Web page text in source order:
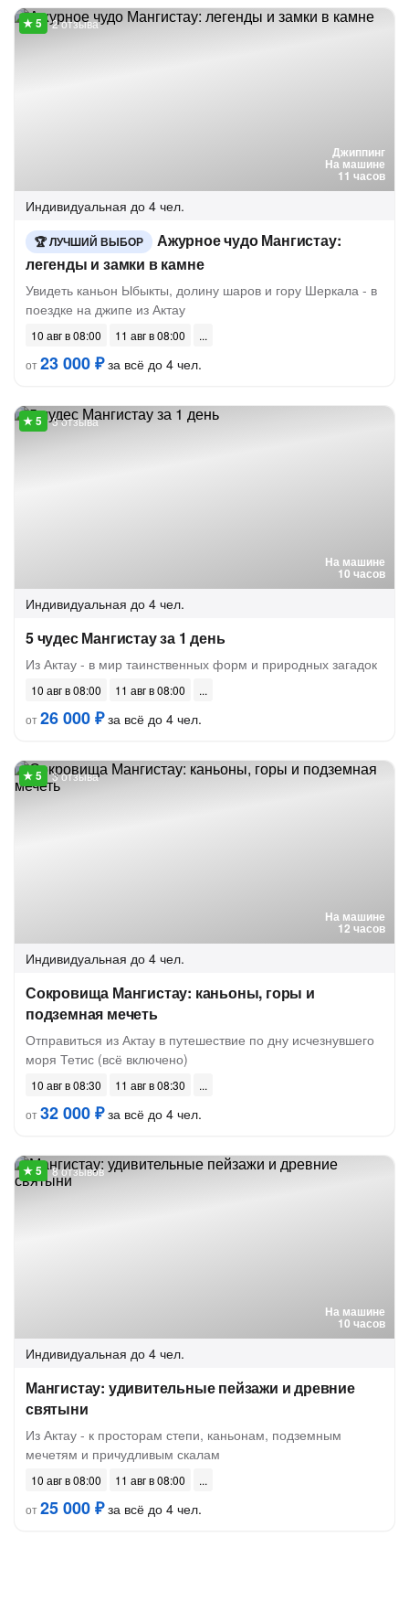
Джиппинг
На машине
11 часов
2 отзыва
Индивидуальная до 4 чел.
ЛУЧШИЙ ВЫБОР
Ажурное чудо Мангистау:
легенды и замки в камне
Увидеть каньон Ыбыкты, долину шаров и гору Шеркала - в
поездке на джипе из Актау
10 авг в 08:00
11 авг в 08:00
от23 000 ₽за всё до 4 чел.
На машине
10 часов
3 отзыва
Индивидуальная до 4 чел.
5 чудес Мангистау за 1 день
Из Актау - в мир таинственных форм и природных загадок
10 авг в 08:00
11 авг в 08:00
от26 000 ₽за всё до 4 чел.
На машине
12 часов
3 отзыва
Индивидуальная до 4 чел.
Сокровища Мангистау: каньоны, горы и
подземная мечеть
Отправиться из Актау в путешествие по дну исчезнувшего
моря Тетис (всё включено)
10 авг в 08:30
11 авг в 08:30
от32 000 ₽за всё до 4 чел.
На машине
10 часов
8 отзывов
Индивидуальная до 4 чел.
Мангистау: удивительные пейзажи и древние
святыни
Из Актау - к просторам степи, каньонам, подземным
мечетям и причудливым скалам
10 авг в 08:00
11 авг в 08:00
от25 000 ₽за всё до 4 чел.